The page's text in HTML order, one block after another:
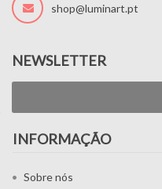
shop@luminart.pt
NEWSLETTER
INFORMAÇÃO
Sobre nós